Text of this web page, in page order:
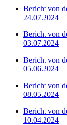
Bericht von
24.07.2024
Bericht von
03.07.2024
Bericht von
05.06.2024
Bericht von
08.05.2024
Bericht von
10.04.2024